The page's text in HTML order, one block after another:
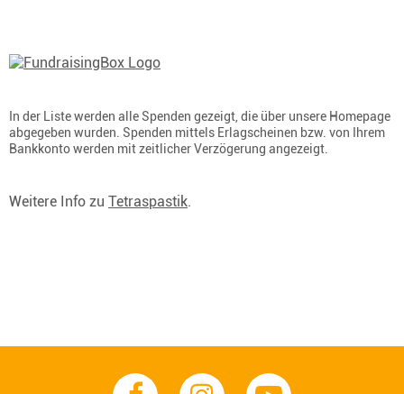
In der Liste werden alle Spenden gezeigt, die über unsere Homepage
abgegeben wurden. Spenden mittels Erlagscheinen bzw. von Ihrem
Bankkonto werden mit zeitlicher Verzögerung angezeigt.
Weitere Info zu Tetraspastik.